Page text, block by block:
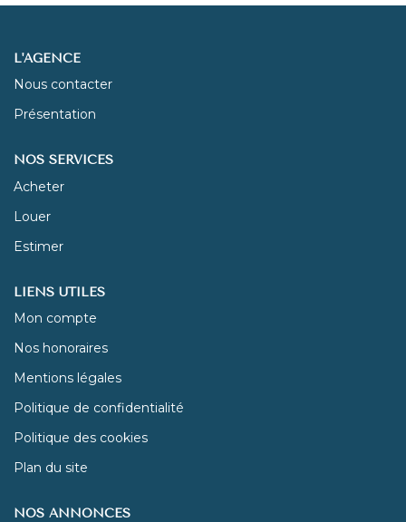
L'AGENCE
Nous contacter
Présentation
NOS SERVICES
Acheter
Louer
Estimer
LIENS UTILES
Mon compte
Nos honoraires
Mentions légales
Politique de confidentialité
Politique des cookies
Plan du site
NOS ANNONCES